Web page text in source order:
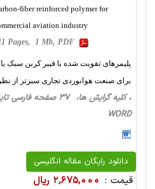
fiber reinforced polymer for
aviation industry
Pages, 1 Mb, PDF
پلیمرهای تقویت شده با فیبر کربن سبک
برای صنعت هوانوردی تجاری سبزتر از
WORD
دانلود رایگان مقاله انگلیسی
قیمت : 2,675,000 ریال